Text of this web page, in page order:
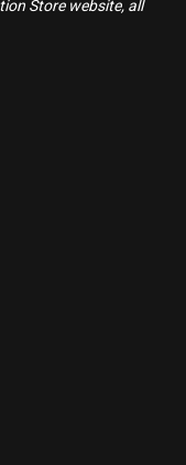
Store website, all